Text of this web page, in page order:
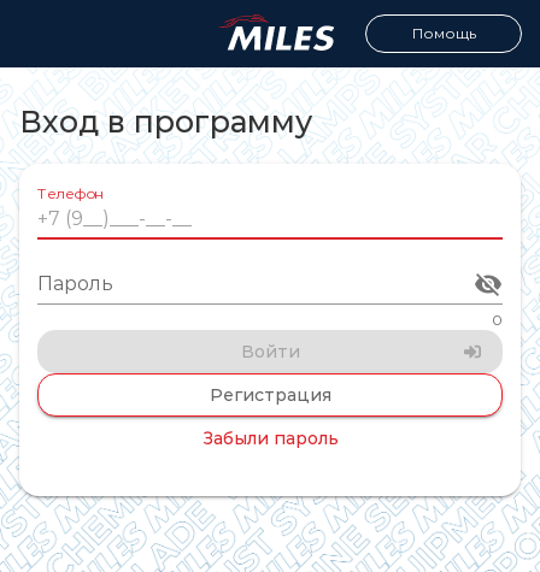
Помощь
Вход в программу
Телефон
Пароль
0
Войти
Регистрация
Забыли пароль